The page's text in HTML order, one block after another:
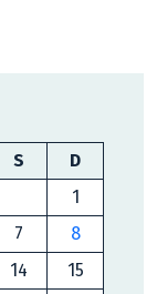
S
D
1
7
8
14
15